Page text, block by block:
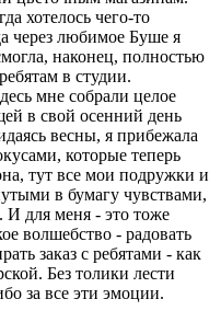
хотелось чего-то
через любимое Буше я
наконец, полностью
в студии.
мне собрали целое
в свой осенний день
весны, я прибежала
которые теперь
тут все мои подружки и
в бумагу чувствами,
для меня - это тоже
волшебство - радовать
заказ с ребятами - как
Без толики лести
за все эти эмоции.